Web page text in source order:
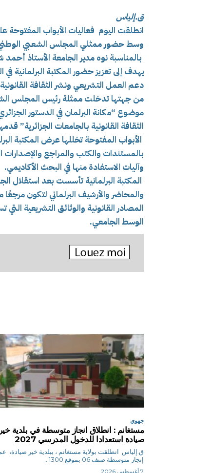
ق.إلياس
وسط حضور ممثلي المجلس الشعبي
بالمناسبة نوه مدير الجامعة الأستاذ
يهدف إلى تعزيز حضور المكتبة البرلمانية
دعم العمل التشريعي ونشر الثقافة
من جهتها تدخلت ممثلة رئيس المجلس
موضوع “مكانة البرلمان في الدستور
الثقافة القانونية بالجامعات الجزائرية”
بالمستندات والكتب والمراجع والإصدارات
وآليات الاستفادة منها في البحث الأكاديمي.
والمحاضر والأرشيف البرلماني لتكون مرجعًا
المصادر القانونية والوثائق التشريعية
الوسط الجامعي.
جهوي
مستغانم : انطلاق انجاز متوسطة في بلدية خير
صيادة استعدادا للدخول المدرسي 2027
ق.إلياس انطلقت بولاية مستغانم ، ببلدية خير صيادة،
إنجاز متوسطة صنف 06 بموقع 1300...
7 أغسطس 2026